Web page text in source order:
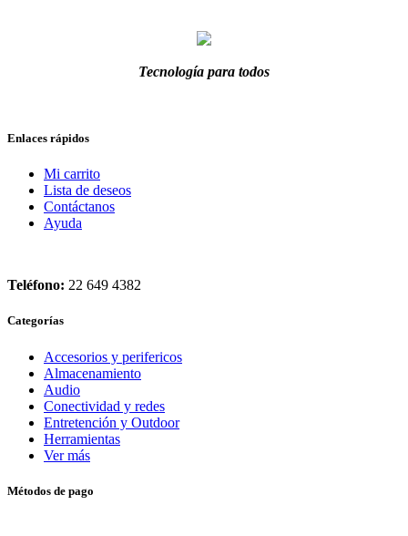
Tecnología para todos
Enlaces rápidos
Mi carrito
Lista de deseos
Contáctanos
Ayuda
Teléfono: 22 649 4382
Categorías
Accesorios y perifericos
Almacenamiento
Audio
Conectividad y redes
Entretención y Outdoor
Herramientas
Ver más
Métodos de pago